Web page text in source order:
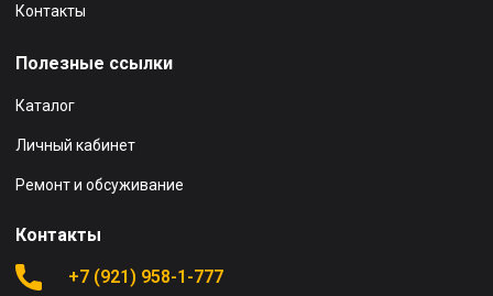
Контакты
Полезные ссылки
Каталог
Личный кабинет
Ремонт и обсуживание
Контакты
+7 (921) 958-1-777